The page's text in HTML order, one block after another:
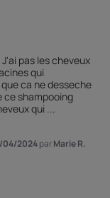
pas les cheveux
qui
ca ne desseche
ce shampooing
qui ...
04/2024parMarie R.